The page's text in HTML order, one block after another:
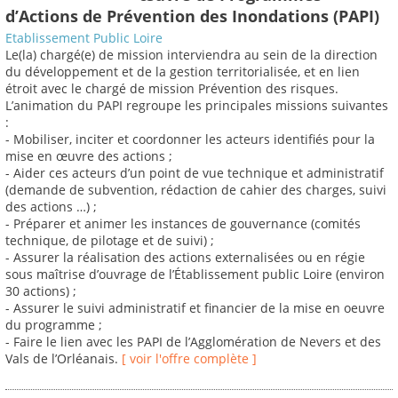
d’Actions de Prévention des Inondations (PAPI)
Etablissement Public Loire
Le(la) chargé(e) de mission interviendra au sein de la direction
du développement et de la gestion territorialisée, et en lien
étroit avec le chargé de mission Prévention des risques.
L’animation du PAPI regroupe les principales missions suivantes
:
- Mobiliser, inciter et coordonner les acteurs identifiés pour la
mise en œuvre des actions ;
- Aider ces acteurs d’un point de vue technique et administratif
(demande de subvention, rédaction de cahier des charges, suivi
des actions …) ;
- Préparer et animer les instances de gouvernance (comités
technique, de pilotage et de suivi) ;
- Assurer la réalisation des actions externalisées ou en régie
sous maîtrise d’ouvrage de l’Établissement public Loire (environ
30 actions) ;
- Assurer le suivi administratif et financier de la mise en oeuvre
du programme ;
- Faire le lien avec les PAPI de l’Agglomération de Nevers et des
Vals de l’Orléanais. [ voir l'offre complète ]